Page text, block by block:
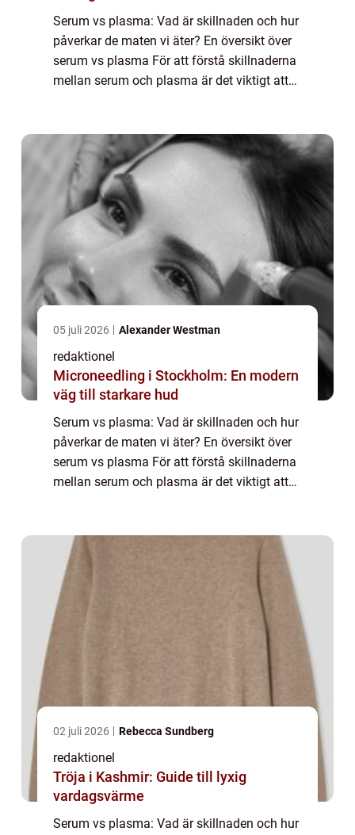
Serum vs plasma: Vad är skillnaden och hur
påverkar de maten vi äter? En översikt över
serum vs plasma För att förstå skillnaderna
mellan serum och plasma är det viktigt att
05 juli 2026 Alexander Westman
redaktionel
Microneedling i Stockholm: En modern
väg till starkare hud
Serum vs plasma: Vad är skillnaden och hur
påverkar de maten vi äter? En översikt över
serum vs plasma För att förstå skillnaderna
mellan serum och plasma är det viktigt att
02 juli 2026 Rebecca Sundberg
redaktionel
Tröja i Kashmir: Guide till lyxig
vardagsvärme
Serum vs plasma: Vad är skillnaden och hur